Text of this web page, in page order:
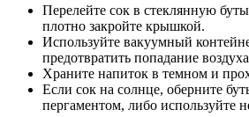
Перелейте сок в стеклянную
плотно закройте крышкой.
Используйте вакуумный
предотвратить попадание
Храните напиток в темном и
Если сок на солнце, оберните
пергаментом, либо используйте